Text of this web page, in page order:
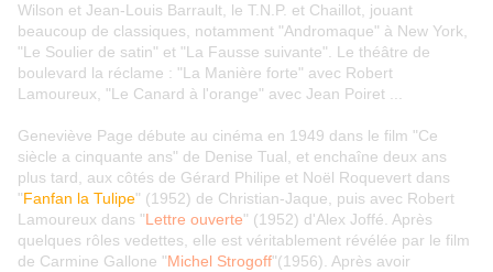
Wilson et Jean-Louis Barrault, le T.N.P. et Chaillot, jouant
beaucoup de classiques, notamment "Andromaque" à New York,
"Le Soulier de satin" et "La Fausse suivante". Le théâtre de
boulevard la réclame : "La Manière forte" avec Robert
Lamoureux, "Le Canard à l'orange" avec Jean Poiret ...
Geneviève Page débute au cinéma en 1949 dans le film "Ce
siècle a cinquante ans" de Denise Tual, et enchaîne deux ans
plus tard, aux côtés de Gérard Philipe et Noël Roquevert dans
"Fanfan la Tulipe" (1952) de Christian-Jaque, puis avec Robert
Lamoureux dans "Lettre ouverte" (1952) d'Alex Joffé. Après
quelques rôles vedettes, elle est véritablement révélée par le film
de Carmine Gallone "Michel Strogoff"(1956). Après avoir